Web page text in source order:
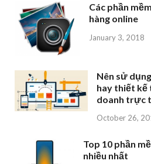
Các phần
hàng online
January 3, 2018
Nên sử
hay thiết kế
doanh trực
October 26,
Top 10 phần
nhiều nhất